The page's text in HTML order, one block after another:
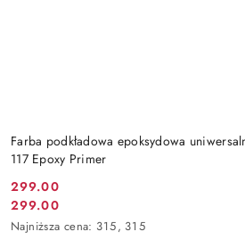
Farba podkładowa epoksydowa
117 Epoxy Primer
Cena
promocyjna:
299.00
Cena
promocyjna:
299.00
Najniższa
Najniższa cena: 315, 315